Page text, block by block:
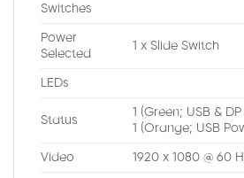
Switches
Power
Selected
1 x Slide Switch
LEDs
Status
1 (Green; USB &
1 (Orange; USB
Video 1920 x 1080 @ 60